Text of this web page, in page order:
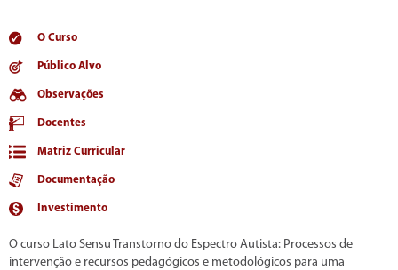
O Curso
Público Alvo
Observações
Docentes
Matriz Curricular
Documentação
Investimento
O curso Lato Sensu Transtorno do Espectro Autista: Processos de
intervenção e recursos pedagógicos e metodológicos para uma